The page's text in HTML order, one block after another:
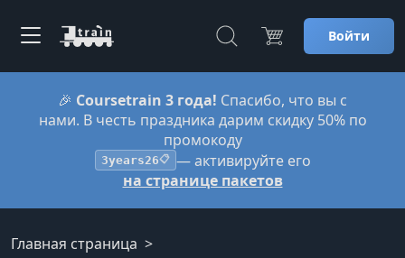
Войти
🎉 Coursetrain 3 года! Спасибо, что вы с
нами. В честь праздника дарим скидку 50% по
промокоду
3years26📋 — активируйте его
на странице пакетов
Главная страница